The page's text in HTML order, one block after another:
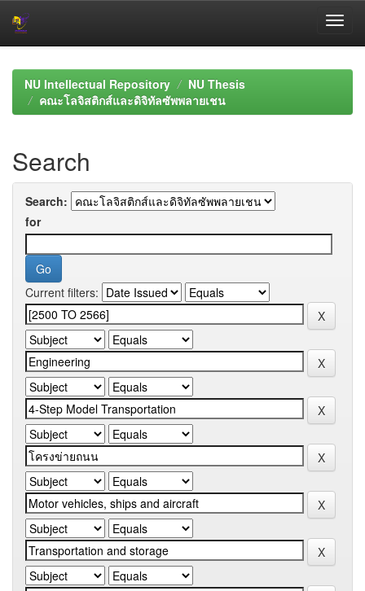
navigationNU Intellectual Repository
NU Thesis
คณะโลจิสติกส์และดิจิทัลซัพพลายเชน
Search
Search:
for
Current filters: